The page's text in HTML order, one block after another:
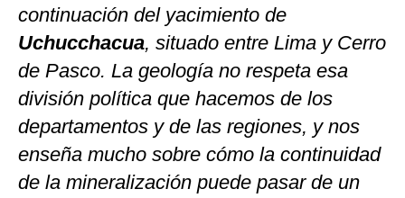
continuación del yacimiento de
Uchucchacua, situado entre Lima y Cerro
de Pasco. La geología no respeta esa
división política que hacemos de los
departamentos y de las regiones, y nos
enseña mucho sobre cómo la continuidad
de la mineralización puede pasar de un